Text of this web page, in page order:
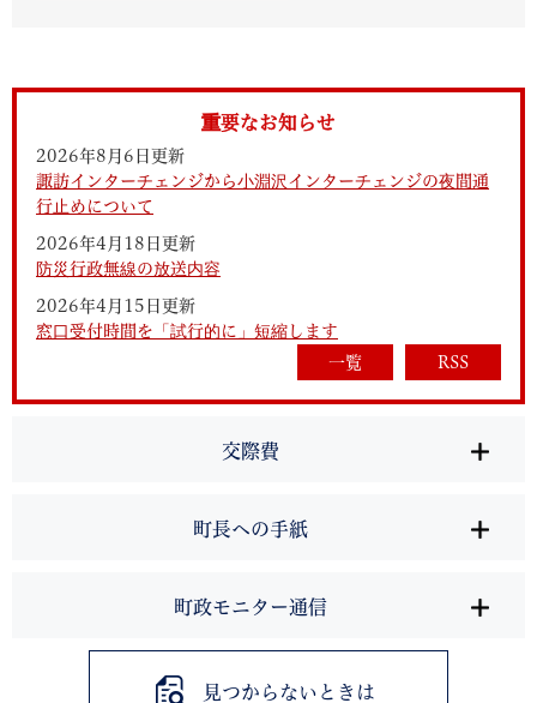
重要なお知らせ
2026年8月6日更新
諏訪インターチェンジから小淵沢インターチェンジの夜間通
行止めについて
2026年4月18日更新
防災行政無線の放送内容
2026年4月15日更新
窓口受付時間を「試行的に」短縮します
一覧
RSS
交際費
町長への手紙
町政モニター通信
見つからないときは